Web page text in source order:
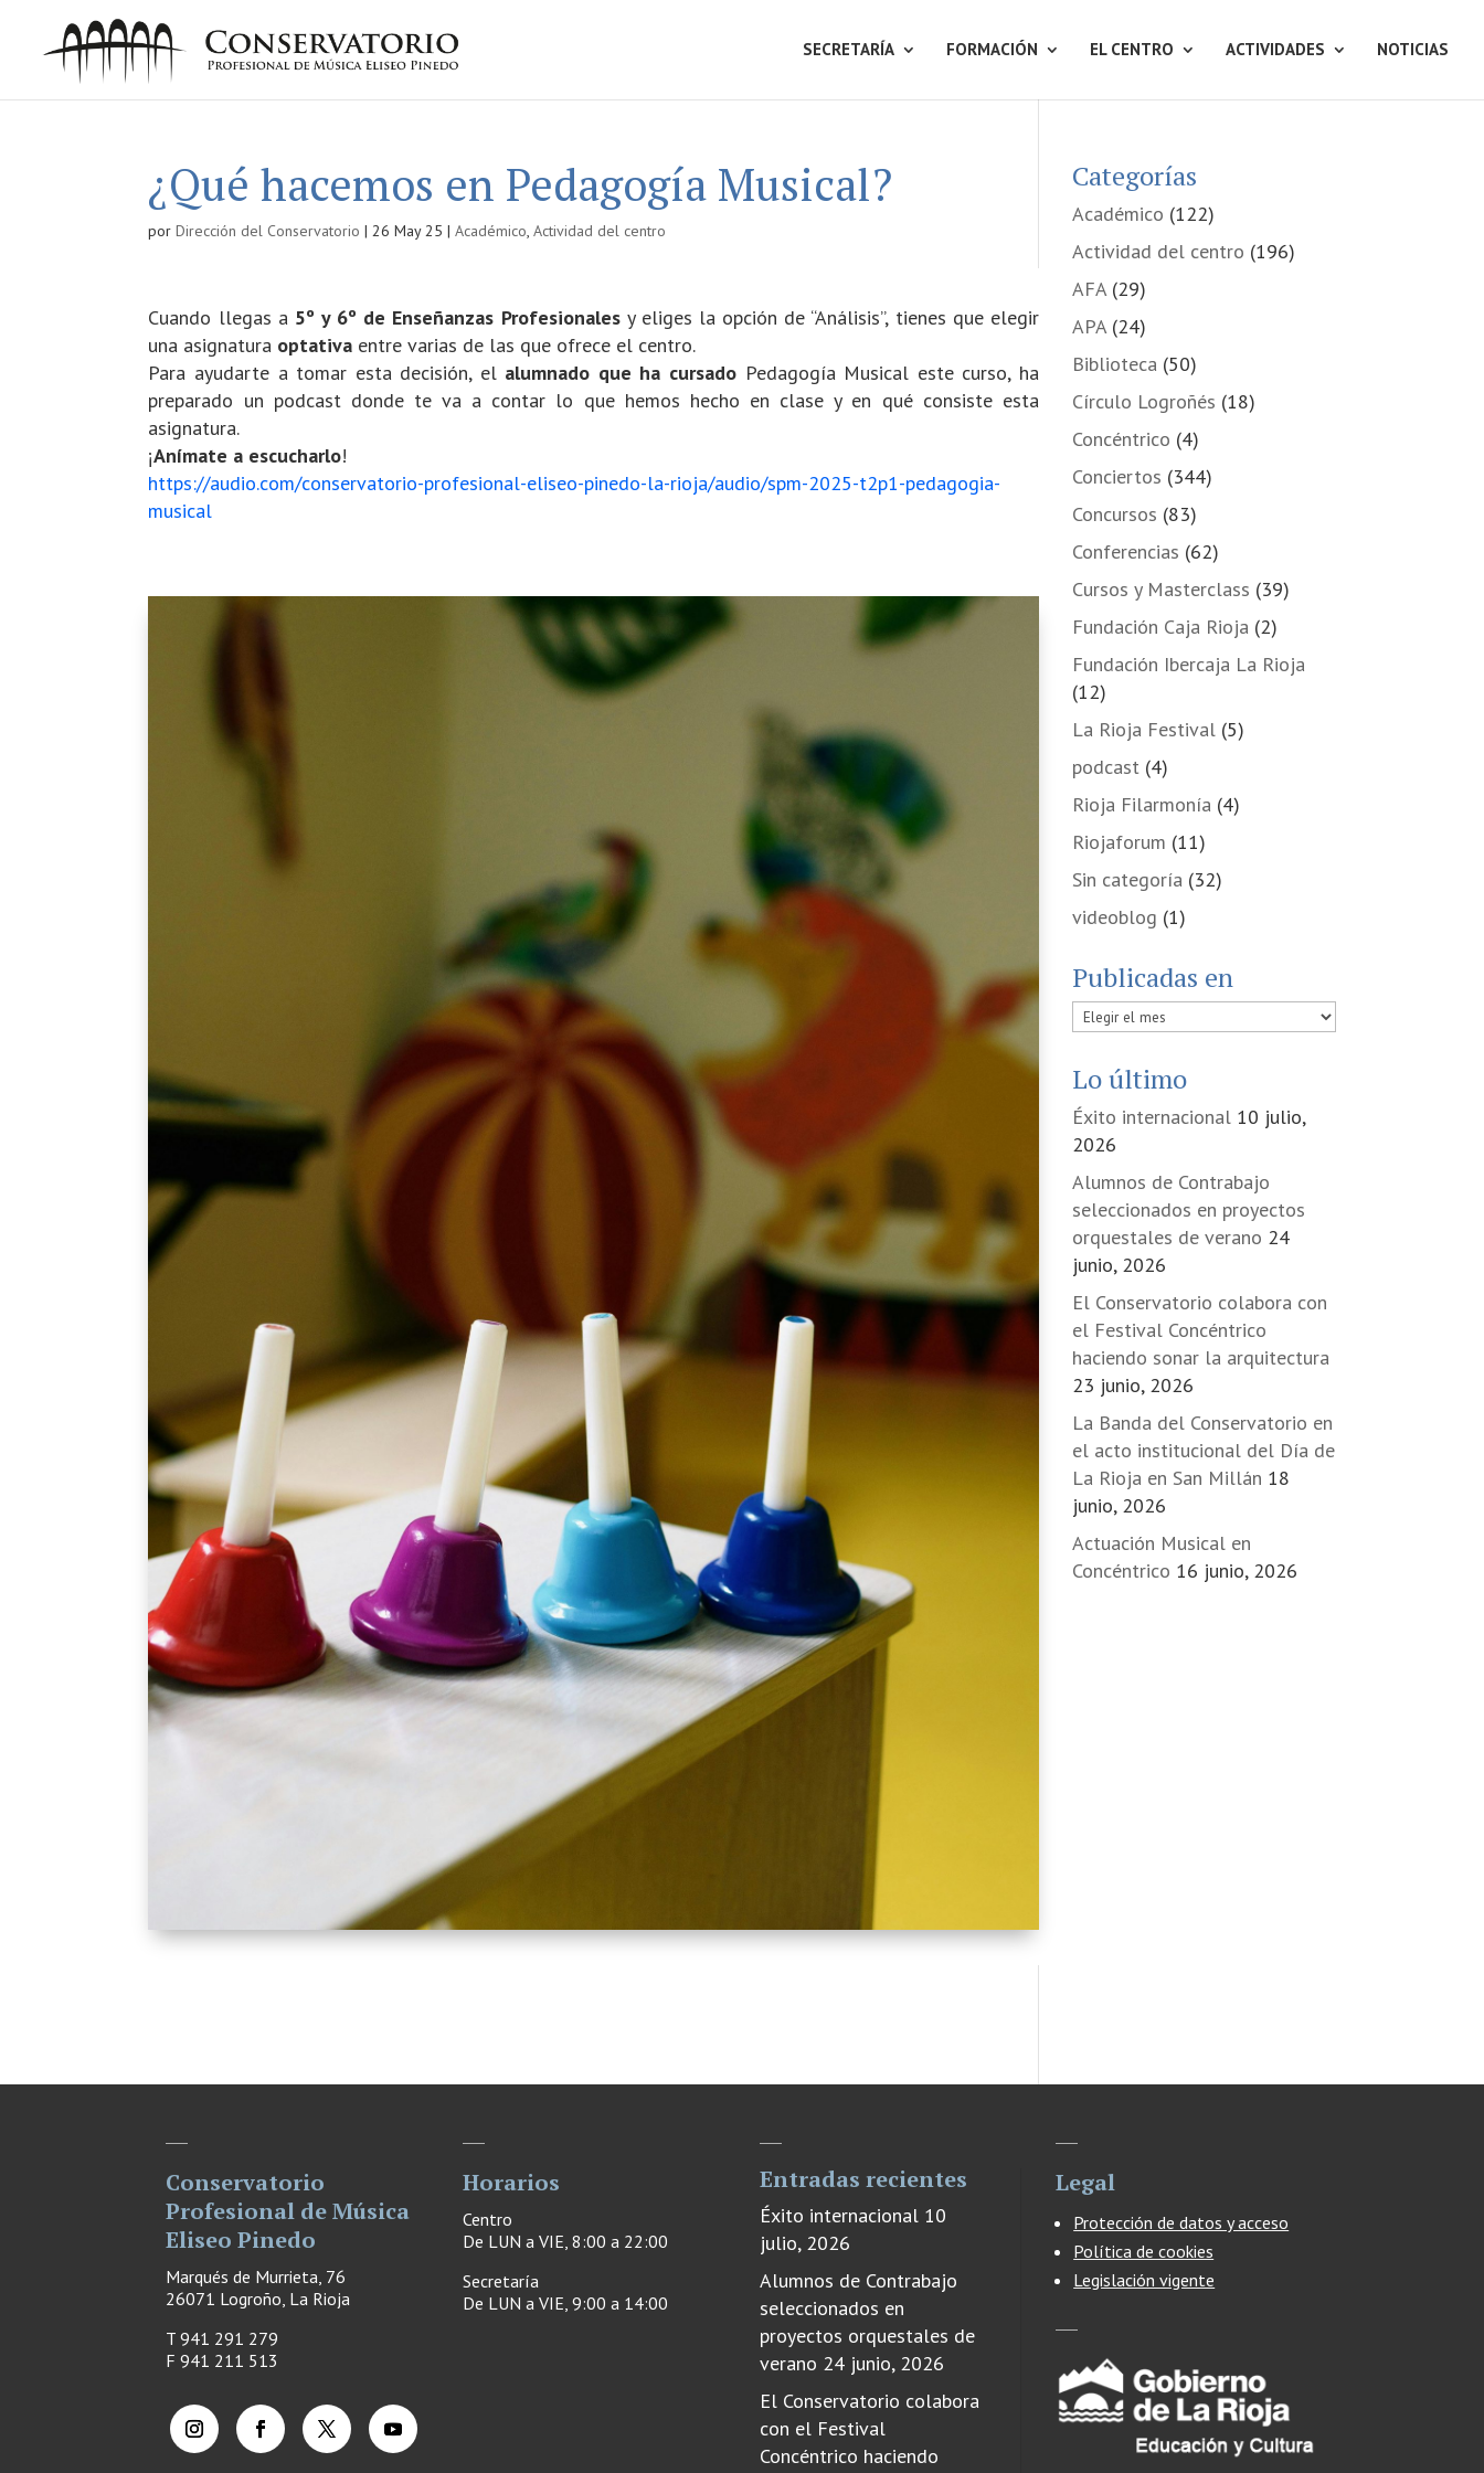
SECRETARÍA FORMACIÓN EL CENTRO ACTIVIDADES NOTICIAS
¿Qué hacemos en Pedagogía Musical?
porDirección del Conservatorio |26 May 25 |Académico,Actividad del centro
Cuando llegas a 5º y 6º de Enseñanzas Profesionalesy eliges la opción de “Análisis”, tienes que elegir
una asignatura optativa entre varias de las que ofrece el centro.
Para ayudarte a tomar esta decisión, el alumnado que ha cursado Pedagogía Musical este curso, ha
preparado un podcast donde te va a contar lo que hemos hecho en clase y en qué consiste esta
asignatura.
¡Anímate a escucharlo!
https://audio.com/conservatorio-profesional-eliseo-pinedo-la-rioja/audio/spm-2025-t2p1-pedagogia-
musical
Categorías
Académico (122)
Actividad del centro (196)
AFA(29)
APA(24)
Biblioteca (50)
Círculo Logroñés (18)
Concéntrico (4)
Conciertos (344)
Concursos (83)
Conferencias (62)
Cursos y Masterclass (39)
Fundación Caja Rioja (2)
Fundación Ibercaja La Rioja
(12)
La Rioja Festival(5)
podcast(4)
Rioja Filarmonía (4)
Riojaforum (11)
Sin categoría (32)
videoblog (1)
Publicadas en
Publicadas
Lo último
Éxito internacional 10 julio,
2026
Alumnos de Contrabajo
seleccionados en proyectos
orquestales de verano 24
junio, 2026
El Conservatorio colabora con
el Festival Concéntrico
haciendo sonar la arquitectura
23 junio, 2026
La Banda del Conservatorio en
el acto institucional del Día de
La Rioja en San Millán 18
junio, 2026
Actuación Musical en
Concéntrico 16 junio, 2026
Conservatorio
Profesional de Música
Eliseo Pinedo
Marqués de Murrieta, 76
26071 Logroño, La Rioja
T 941 291 279
F941 211 513
Horarios
Centro
De LUN a VIE, 8:00 a 22:00
Secretaría
De LUN a VIE, 9:00 a 14:00
Entradas recientes
Éxito internacional 10
julio, 2026
Alumnos de Contrabajo
seleccionados en
proyectos orquestales de
verano 24 junio, 2026
El Conservatorio colabora
con el Festival
Concéntrico haciendo
Legal
Protección de datos y acceso
Política de cookies
Legislación vigente